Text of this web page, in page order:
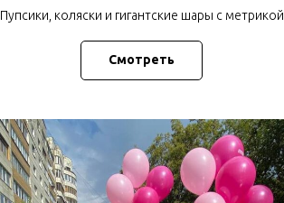
Пупсики, коляски и гигантские шары с метрикой
Смотреть